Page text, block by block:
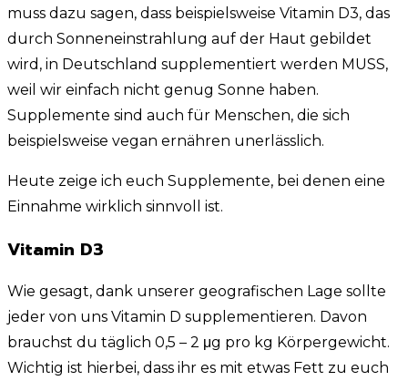
muss dazu sagen, dass beispielsweise Vitamin D3, das
durch Sonneneinstrahlung auf der Haut gebildet
wird, in Deutschland supplementiert werden MUSS,
weil wir einfach nicht genug Sonne haben.
Supplemente sind auch für Menschen, die sich
beispielsweise vegan ernähren unerlässlich.
Heute zeige ich euch Supplemente, bei denen eine
Einnahme wirklich sinnvoll ist.
Vitamin D3
Wie gesagt, dank unserer geografischen Lage sollte
jeder von uns Vitamin D supplementieren. Davon
brauchst du täglich 0,5 – 2 μg pro kg Körpergewicht.
Wichtig ist hierbei, dass ihr es mit etwas Fett zu euch